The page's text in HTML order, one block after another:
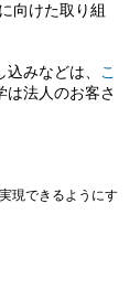
向けた取り組
みなどは、 こ
は法人のお客さ
現できるようにす